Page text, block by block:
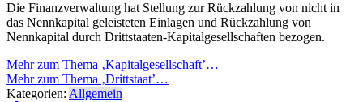
Die Finanzverwaltung hat Stellung zur Rückzahlung von nicht in
das Nennkapital geleisteten Einlagen und Rückzahlung von
Nennkapital durch Drittstaaten-Kapitalgesellschaften bezogen.
Mehr zum Thema ‚Kapitalgesellschaft’…
Mehr zum Thema ‚Drittstaat’…
Kategorien: Allgemein